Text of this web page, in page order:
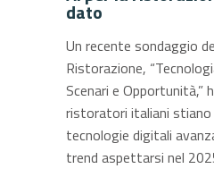
dato
Un recente sondaggio
Ristorazione,
Scenari e Opportunità,”
ristoratori italiani
tecnologie digitali
trend aspettarsi nel